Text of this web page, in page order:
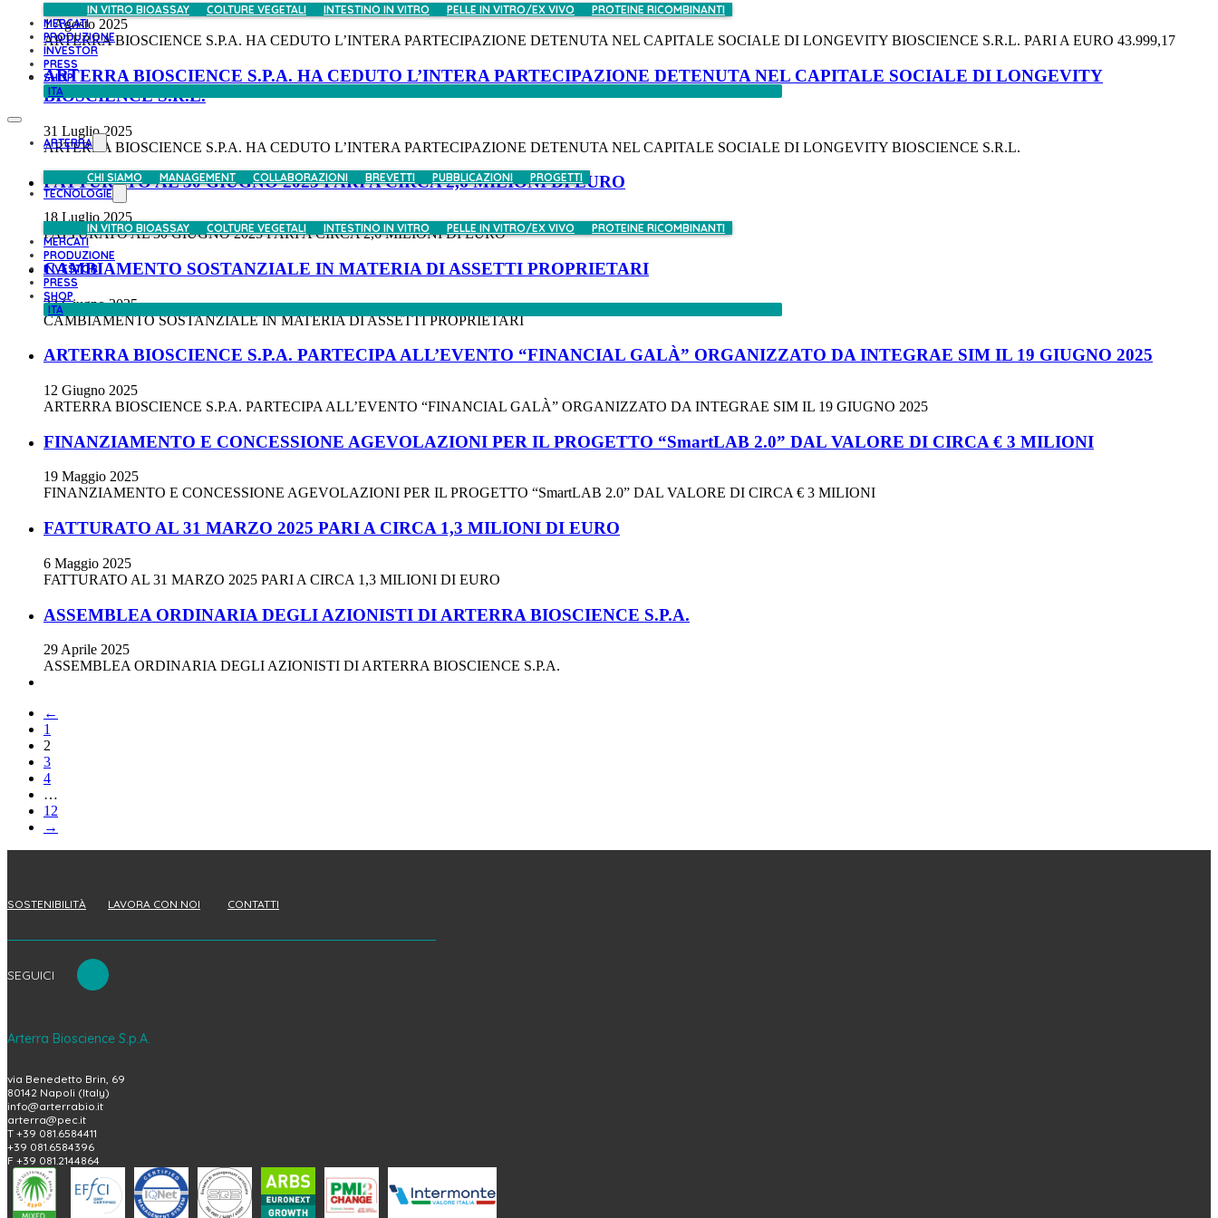
IN VITRO BIOASSAY COLTURE VEGETALI INTESTINO IN VITRO PELLE IN VITRO/EX VIVO
PROTEINE RICOMBINANTI
MERCATI
PRODUZIONE
INVESTOR
PRESS
SHOP
ITA
ARTERRA
CHI SIAMO MANAGEMENT COLLABORAZIONI BREVETTI PUBBLICAZIONI
PROGETTI
TECNOLOGIE
IN VITRO BIOASSAY COLTURE VEGETALI INTESTINO IN VITRO PELLE IN VITRO/EX VIVO
PROTEINE RICOMBINANTI
MERCATI
PRODUZIONE
INVESTOR
PRESS
SHOP
ITA
1 Agosto 2025
ARTERRA BIOSCIENCE S.P.A. HA CEDUTO L’INTERA PARTECIPAZIONE DETENUTA NEL CAPITALE SOCIALE DI LONGEVITY BIOSCIENCE S.R.L. PARI A EURO 43.999,17
ARTERRA BIOSCIENCE S.P.A. HA CEDUTO L’INTERA PARTECIPAZIONE DETENUTA NEL CAPITALE SOCIALE DI LONGEVITY
BIOSCIENCE S.R.L.
31 Luglio 2025
ARTERRA BIOSCIENCE S.P.A. HA CEDUTO L’INTERA PARTECIPAZIONE DETENUTA NEL CAPITALE SOCIALE DI LONGEVITY BIOSCIENCE S.R.L.
FATTURATO AL 30 GIUGNO 2025 PARI A CIRCA 2,6 MILIONI DI EURO
18 Luglio 2025
FATTURATO AL 30 GIUGNO 2025 PARI A CIRCA 2,6 MILIONI DI EURO
CAMBIAMENTO SOSTANZIALE IN MATERIA DI ASSETTI PROPRIETARI
23 Giugno 2025
CAMBIAMENTO SOSTANZIALE IN MATERIA DI ASSETTI PROPRIETARI
ARTERRA BIOSCIENCE S.P.A. PARTECIPA ALL’EVENTO “FINANCIAL GALÀ” ORGANIZZATO DA INTEGRAE SIM IL 19 GIUGNO 2025
12 Giugno 2025
ARTERRA BIOSCIENCE S.P.A. PARTECIPA ALL’EVENTO “FINANCIAL GALÀ” ORGANIZZATO DA INTEGRAE SIM IL 19 GIUGNO 2025
FINANZIAMENTO E CONCESSIONE AGEVOLAZIONI PER IL PROGETTO “SmartLAB 2.0” DAL VALORE DI CIRCA € 3 MILIONI
19 Maggio 2025
FINANZIAMENTO E CONCESSIONE AGEVOLAZIONI PER IL PROGETTO “SmartLAB 2.0” DAL VALORE DI CIRCA € 3 MILIONI
FATTURATO AL 31 MARZO 2025 PARI A CIRCA 1,3 MILIONI DI EURO
6 Maggio 2025
FATTURATO AL 31 MARZO 2025 PARI A CIRCA 1,3 MILIONI DI EURO
ASSEMBLEA ORDINARIA DEGLI AZIONISTI DI ARTERRA BIOSCIENCE S.P.A.
29 Aprile 2025
ASSEMBLEA ORDINARIA DEGLI AZIONISTI DI ARTERRA BIOSCIENCE S.P.A.
←
1
2
3
4
…
12
→
SOSTENIBILITÀ LAVORA CON NOI CONTATTI
SEGUICI
Arterra Bioscience S.p.A.
via Benedetto Brin, 69
80142 Napoli (Italy)
info@arterrabio.it
arterra@pec.it
T +39 081.6584411
+39 081.6584396
F +39 081.2144864